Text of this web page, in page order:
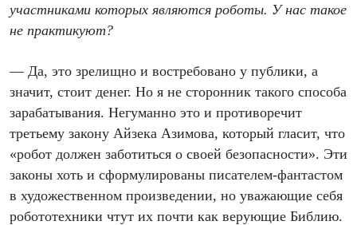
участниками которых являются роботы. У нас такое
не практикуют?
— Да, это зрелищно и востребовано у публики, а
значит, стоит денег. Но я не сторонник такого способа
зарабатывания. Негуманно это и противоречит
третьему закону Айзека Азимова, который гласит, что
«робот должен заботиться о своей безопасности». Эти
законы хоть и сформулированы писа­телем-фантастом
в художественном произведении, но уважающие себя
робототехники чтут их почти как верующие Библию.